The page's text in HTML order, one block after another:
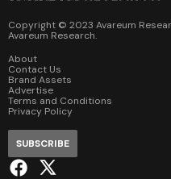
Copyright © 2023 Avareum
Avareum Research.
About
Contact Us
Brand Assets
Advertise
Terms and Conditions
Privacy Policy
SUBSCRIBE